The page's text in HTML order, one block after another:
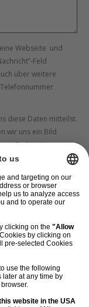
Webseite und
Feld
über weitere
diese Daten mitteilst.
wir uns ein Bild
Du bist Herr
oder
(monatlich) und
E-Mail an
Postweg
Nutzerrechte,
Wie, das